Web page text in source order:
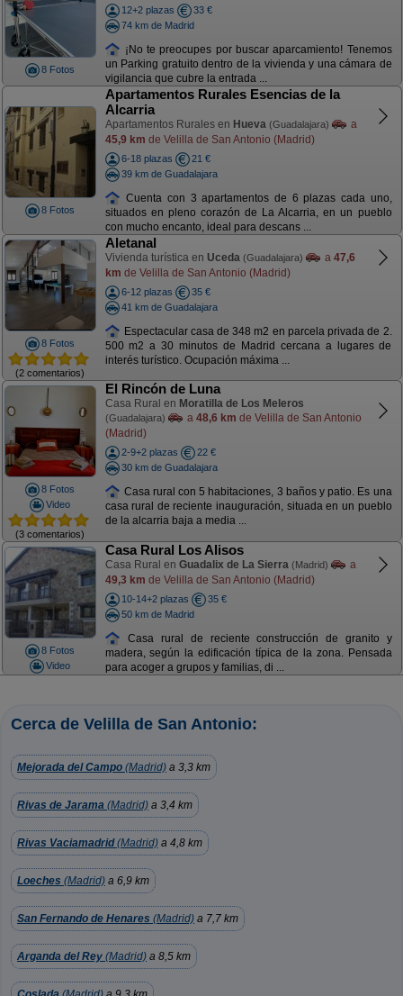
8 Fotos
12+2 plazas
33 €
74 km de Madrid
¡No te preocupes por buscar aparcamiento! Tenemos
un Parking gratuito dentro de la vivienda y una cámara de
vigilancia que cubre la entrada ...
8 Fotos
Apartamentos Rurales Esencias de la
Alcarria
Apartamentos Rurales en Hueva (Guadalajara)
a
45,9 km de Velilla de San Antonio (Madrid)
6-18 plazas
21 €
39 km de Guadalajara
Cuenta con 3 apartamentos de 6 plazas cada uno,
situados en pleno corazón de La Alcarria, en un pueblo
con mucho encanto, ideal para descans ...
8 Fotos
(2 comentarios)
Aletanal
Vivienda turística en Uceda (Guadalajara) a 47,6
km de Velilla de San Antonio (Madrid)
6-12 plazas
35 €
41 km de Guadalajara
Espectacular casa de 348 m2 en parcela privada de 2.
500 m2 a 30 minutos de Madrid cercana a lugares de
interés turístico. Ocupación máxima ...
8 Fotos
Video
(3 comentarios)
El Rincón de Luna
Casa Rural en Moratilla de Los Meleros
(Guadalajara) a 48,6 km de Velilla de San Antonio
(Madrid)
2-9+2 plazas
22 €
30 km de Guadalajara
Casa rural con 5 habitaciones, 3 baños y patio. Es una
casa rural de reciente inauguración, situada en un pueblo
de la alcarria baja a media ...
8 Fotos
Video
Casa Rural Los Alisos
Casa Rural en Guadalix de La Sierra (Madrid)
a
49,3 km de Velilla de San Antonio (Madrid)
10-14+2 plazas
35 €
50 km de Madrid
Casa rural de reciente construcción de granito y
madera, según la edificación típica de la zona. Pensada
para acoger a grupos y familias, di ...
Cerca de Velilla de San Antonio:
Mejorada del Campo (Madrid) a 3,3 km
Rivas de Jarama (Madrid) a 3,4 km
Rivas Vaciamadrid(Madrid) a 4,8 km
Loeches (Madrid) a 6,9 km
San Fernando de Henares (Madrid) a 7,7 km
Arganda del Rey (Madrid) a 8,5 km